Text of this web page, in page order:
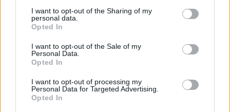
not limited to your visit or usage behaviour. You may click to
grant or deny consent to Google and its third-party tags to
use your data for below specified purposes in below Google
consent section.
I want to opt-out of the Sharing of my
personal data.
Opted In
I want to opt-out of the Sale of my
Personal Data.
Opted In
I want to opt-out of processing my
Personal Data for Targeted Advertising.
Opted In
frakkra vágyik, 4 eurós belépti díjat kell fizetnie és
regisztrálnia kell a www.rinato.fr honlapon. Az
tartották, mint BizetCarmenje - amely ma a világon
legtöbbet játszott opera -, valamint Offenbach
Hoffmann meséi
gálaesttel ünnepli háromszázadik "születésnapját".